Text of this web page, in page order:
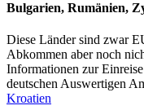
Bulgarien, Rumänien,
Diese Länder sind zwar
Abkommen aber noch
Informationen zur
deutschen Auswertigen
Kroatien